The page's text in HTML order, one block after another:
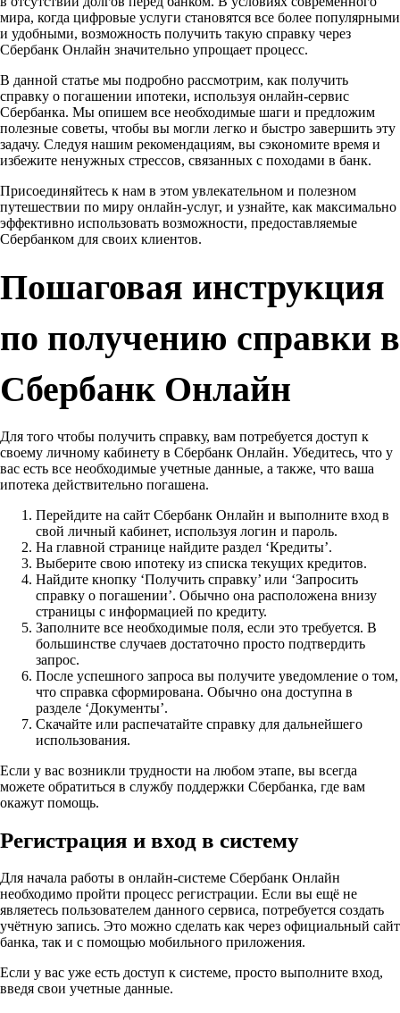
мира, когда цифровые услуги становятся все более популярными
и удобными, возможность получить такую справку через
Сбербанк Онлайн значительно упрощает процесс.
В данной статье мы подробно рассмотрим, как получить
справку о погашении ипотеки, используя онлайн-сервис
Сбербанка. Мы опишем все необходимые шаги и предложим
полезные советы, чтобы вы могли легко и быстро завершить эту
задачу. Следуя нашим рекомендациям, вы сэкономите время и
избежите ненужных стрессов, связанных с походами в банк.
Присоединяйтесь к нам в этом увлекательном и полезном
путешествии по миру онлайн-услуг, и узнайте, как максимально
эффективно использовать возможности, предоставляемые
Сбербанком для своих клиентов.
Пошаговая инструкция
по получению справки в
Сбербанк Онлайн
Для того чтобы получить справку, вам потребуется доступ к
своему личному кабинету в Сбербанк Онлайн. Убедитесь, что у
вас есть все необходимые учетные данные, а также, что ваша
ипотека действительно погашена.
Перейдите на сайт Сбербанк Онлайн и выполните вход в
свой личный кабинет, используя логин и пароль.
На главной странице найдите раздел ‘Кредиты’.
Выберите свою ипотеку из списка текущих кредитов.
Найдите кнопку ‘Получить справку’ или ‘Запросить
справку о погашении’. Обычно она расположена внизу
страницы с информацией по кредиту.
Заполните все необходимые поля, если это требуется. В
большинстве случаев достаточно просто подтвердить
запрос.
После успешного запроса вы получите уведомление о том,
что справка сформирована. Обычно она доступна в
разделе ‘Документы’.
Скачайте или распечатайте справку для дальнейшего
использования.
Если у вас возникли трудности на любом этапе, вы всегда
можете обратиться в службу поддержки Сбербанка, где вам
окажут помощь.
Регистрация и вход в систему
Для начала работы в онлайн-системе Сбербанк Онлайн
необходимо пройти процесс регистрации. Если вы ещё не
являетесь пользователем данного сервиса, потребуется создать
учётную запись. Это можно сделать как через официальный сайт
банка, так и с помощью мобильного приложения.
Если у вас уже есть доступ к системе, просто выполните вход,
введя свои учетные данные.